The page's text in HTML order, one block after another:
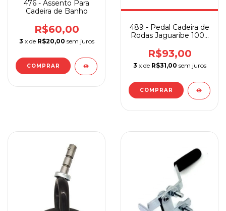
476 - Assento Para
Cadeira de Banho
R$60,00
3 x de R$20,00 sem juros
489 - Pedal Cadeira de
Rodas Jaguaribe 1009
R$93,00
3 x de R$31,00 sem juros